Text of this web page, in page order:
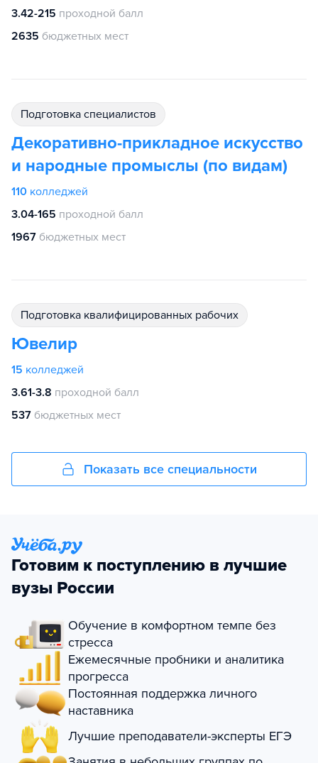
3.42-215 проходной балл
2635 бюджетных мест
подготовка специалистов
Декоративно-прикладное искусство
и народные промыслы (по видам)
110 колледжей
3.04-165 проходной балл
1967 бюджетных мест
подготовка квалифицированных рабочих
Ювелир
15 колледжей
3.61-3.8 проходной балл
537 бюджетных мест
Показать все специальности
Готовим к поступлению в лучшие
вузы России
Обучение в комфортном темпе без
стресса
Ежемесячные пробники и аналитика
прогресса
Постоянная поддержка личного
наставника
Лучшие преподаватели-эксперты ЕГЭ